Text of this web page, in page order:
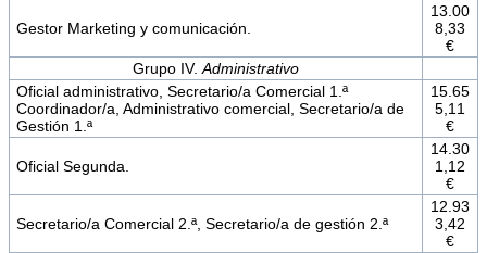
Gestor Marketing y comunicación.
13.00
8,33
€
Grupo IV. Administrativo
Oficial administrativo, Secretario/a Comercial 1.ª
Coordinador/a, Administrativo comercial, Secretario/a de
Gestión 1.ª
15.65
5,11
€
Oficial Segunda.
14.30
1,12
€
Secretario/a Comercial 2.ª, Secretario/a de gestión 2.ª
12.93
3,42
€